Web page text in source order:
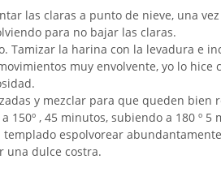
las claras a punto de nieve, una
para no bajar las claras.
Tamizar la harina con la levadura e
muy envolvente, yo lo hice
y mezclar para que queden bien
150º , 45 minutos, subiendo a 180 º 5
espolvorear
una dulce costra.